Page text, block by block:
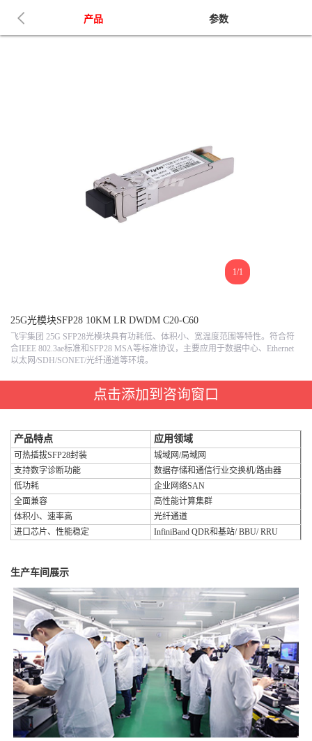
产品 参数
1/1
25G光模块SFP28 10KM LR DWDM C20-C60
飞宇集团 25G SFP28光模块具有功耗低、体积小、宽温度范围等特性。符合符
合IEEE 802.3ae标准和SFP28 MSA等标准协议，主要应用于数据中心、Ethernet
以太网/SDH/SONET/光纤通道等环境。
点击添加到咨询窗口
产品特点 应用领域
可热插拔SFP28封装
城域网/局域网
支持数字诊断功能
数据存储和通信行业交换机/路由器
低功耗
企业网络SAN
全面兼容
高性能计算集群
体积小、速率高
光纤通道
进口芯片、性能稳定
InfiniBand QDR和基站/ BBU/ RRU
生产车间展示